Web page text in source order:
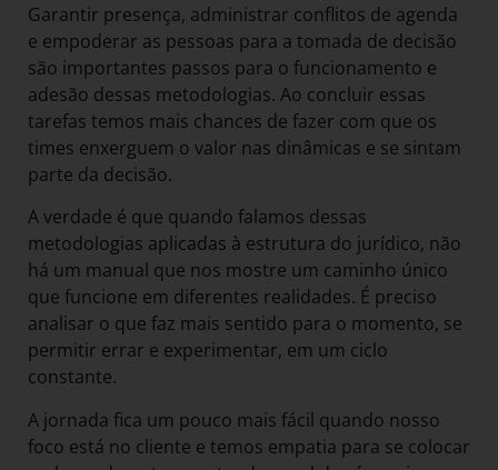
Garantir presença, administrar conflitos de agenda
e empoderar as pessoas para a tomada de decisão
são importantes passos para o funcionamento e
adesão dessas metodologias. Ao concluir essas
tarefas temos mais chances de fazer com que os
times enxerguem o valor nas dinâmicas e se sintam
parte da decisão.
A verdade é que quando falamos dessas
metodologias aplicadas à estrutura do jurídico, não
há um manual que nos mostre um caminho único
que funcione em diferentes realidades. É preciso
analisar o que faz mais sentido para o momento, se
permitir errar e experimentar, em um ciclo
constante.
A jornada fica um pouco mais fácil quando nosso
foco está no cliente e temos empatia para se colocar